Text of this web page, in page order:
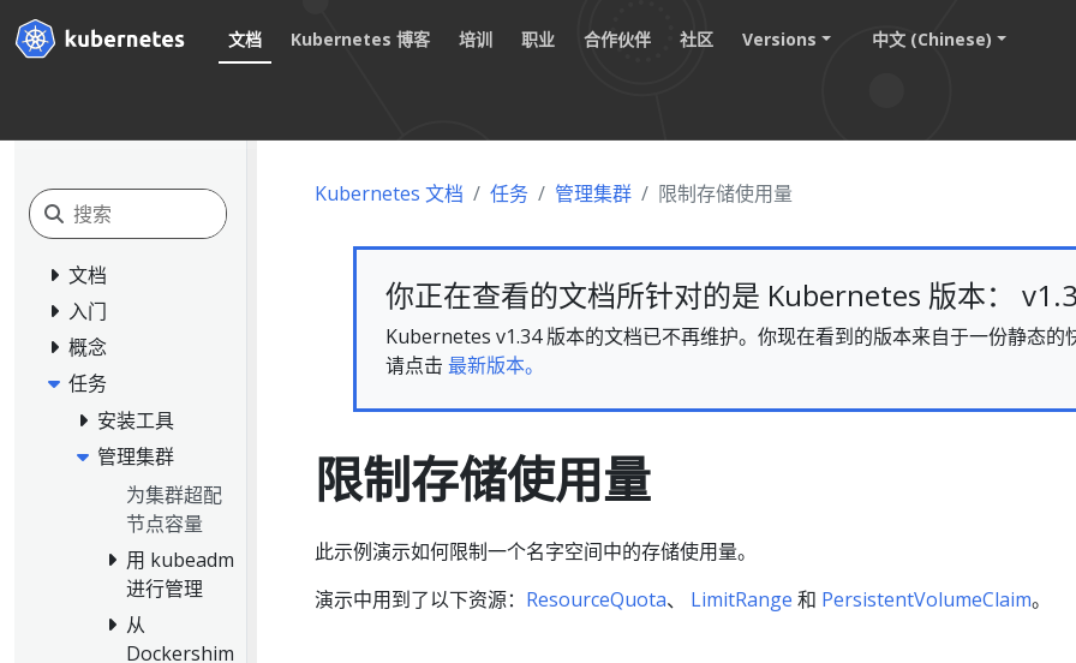
文档 Kubernetes 博客 培训 职业 合作伙伴 社区 Versions 中文 (Chinese)
文档
入门
概念
任务
安装工具
管理集群
为集群超配
节点容量
用 kubeadm
进行管理
从
Dockershim
Kubernetes 文档 任务 管理集群 限制存储使用量
你正在查看的文档所针对的是 Kubernetes 版本：
Kubernetes v1.34 版本的文档已不再维护。你现在看到的版本来自于一份静态的
请点击 最新版本。
限制存储使用量
此示例演示如何限制一个名字空间中的存储使用量。
演示中用到了以下资源： ResourceQuota、 LimitRange 和 PersistentVolumeClaim。